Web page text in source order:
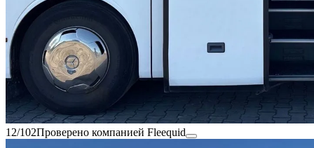
12/102Проверено компанией Fleequid